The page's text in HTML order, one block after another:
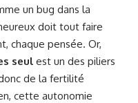
un bug dans la
doit tout faire
chaque pensée. Or,
seul est un des piliers
de la fertilité
cette autonomie